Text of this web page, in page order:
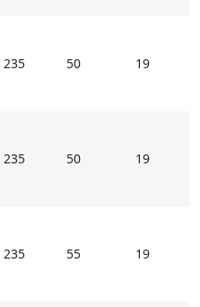
235 50 19
235 50 19
235 55 19